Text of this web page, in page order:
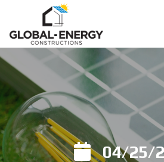
04/25/